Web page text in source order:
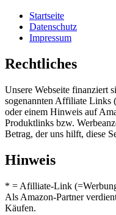
Startseite
Datenschutz
Impressum
Rechtliches
Unsere Webseite finanziert
sogenannten Affiliate Links
oder einem Hinweis auf
Produktlinks bzw.
Betrag, der uns hilft, diese
Hinweis
* = Afilliate-Link
Als Amazon-Partner
Käufen.